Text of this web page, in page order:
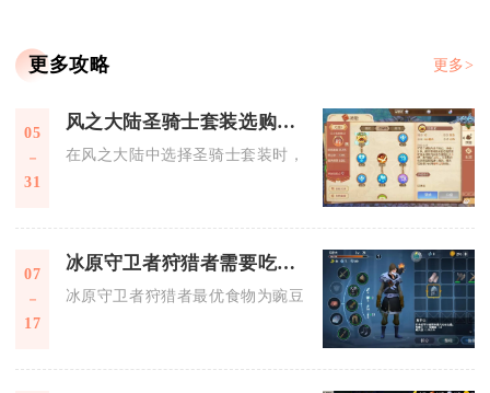
更多攻略 更多>
05
31
风之大陆圣骑士套装选购有什么技巧
在风之大陆中选择圣骑士套装时，核心技巧是优先锁定兼具
07
17
冰原守卫者狩猎者需要吃什么
冰原守卫者狩猎者最优食物为豌豆汤，可实现170%资源产